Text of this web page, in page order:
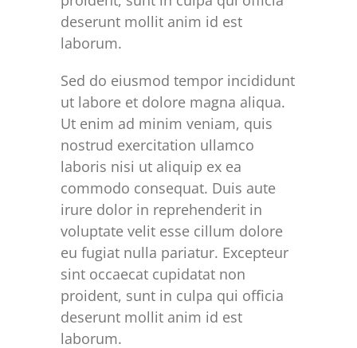
deserunt mollit anim id est
laborum.
Sed do eiusmod tempor incididunt
ut labore et dolore magna aliqua.
Ut enim ad minim veniam, quis
nostrud exercitation ullamco
laboris nisi ut aliquip ex ea
commodo consequat. Duis aute
irure dolor in reprehenderit in
voluptate velit esse cillum dolore
eu fugiat nulla pariatur. Excepteur
sint occaecat cupidatat non
proident, sunt in culpa qui officia
deserunt mollit anim id est
laborum.